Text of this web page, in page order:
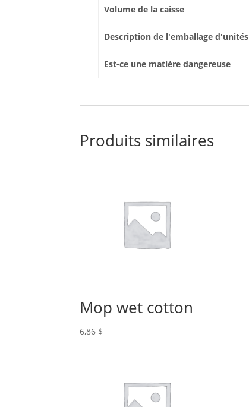
Volume de la caisse
Description de l'emballage d'unités
Est-ce une matière dangereuse
Produits similaires
Mop wet cotton
6,86 $